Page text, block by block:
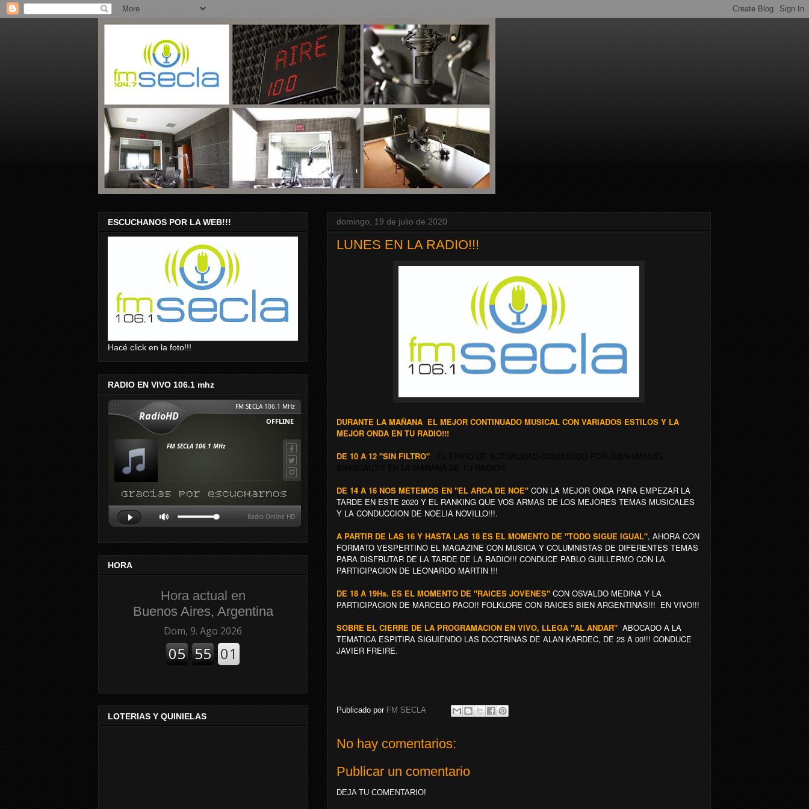
domingo, 19 de julio de 2020
LUNES EN LA RADIO!!!
DURANTE LA MAÑANA EL MEJOR CONTINUADO MUSICAL CON VARIADOS ESTILOS Y LA
MEJOR ONDA EN TU RADIO!!!
DE 10 A 12 "SIN FILTRO"
DE 14 A 16 NOS METEMOS EN "EL ARCA DE NOE" CON LA MEJOR ONDA PARA EMPEZAR LA
TARDE EN ESTE 2020 Y EL RANKING QUE VOS ARMAS DE LOS MEJORES TEMAS MUSICALES
Y LA CONDUCCION DE NOELIA NOVILLO!!!.
A PARTIR DE LAS 16 Y HASTA LAS 18 ES EL MOMENTO DE "TODO SIGUE IGUAL", AHORA CON
FORMATO VESPERTINO EL MAGAZINE CON MUSICA Y COLUMNISTAS DE DIFERENTES TEMAS
PARA DISFRUTAR DE LA TARDE DE LA RADIO!!! CONDUCE PABLO GUILLERMO CON LA
PARTICIPACION DE LEONARDO MARTIN !!!
DE 18 A 19Hs. ES EL MOMENTO DE "RAICES JOVENES" CON OSVALDO MEDINA Y LA
PARTICIPACION DE MARCELO PACO!! FOLKLORE CON RAICES BIEN ARGENTINAS!!! EN VIVO!!!
SOBRE EL CIERRE DE LA PROGRAMACION EN VIVO, LLEGA "AL ANDAR" ABOCADO A LA
TEMATICA ESPITIRA SIGUIENDO LAS DOCTRINAS DE ALAN KARDEC, DE 23 A 00!!! CONDUCE
JAVIER FREIRE.
Publicado por FM SECLA
No hay comentarios:
Publicar un comentario
DEJA TU COMENTARIO!
ESCUCHANOS POR LA WEB!!!
Hacé click en la foto!!!
RADIO EN VIVO 106.1 mhz
HORA
Hora actual en
Buenos Aires, Argentina
LOTERIAS Y QUINIELAS